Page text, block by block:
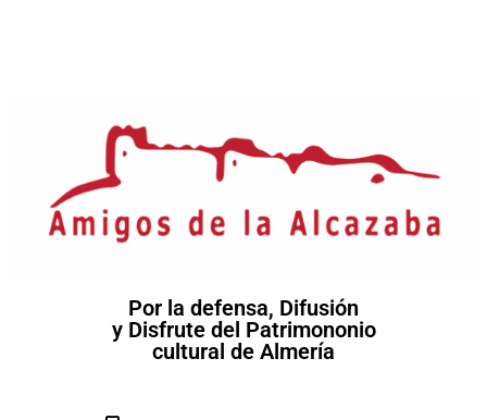
Por la defensa, Difusión
y Disfrute del Patrimononio
cultural de Almería